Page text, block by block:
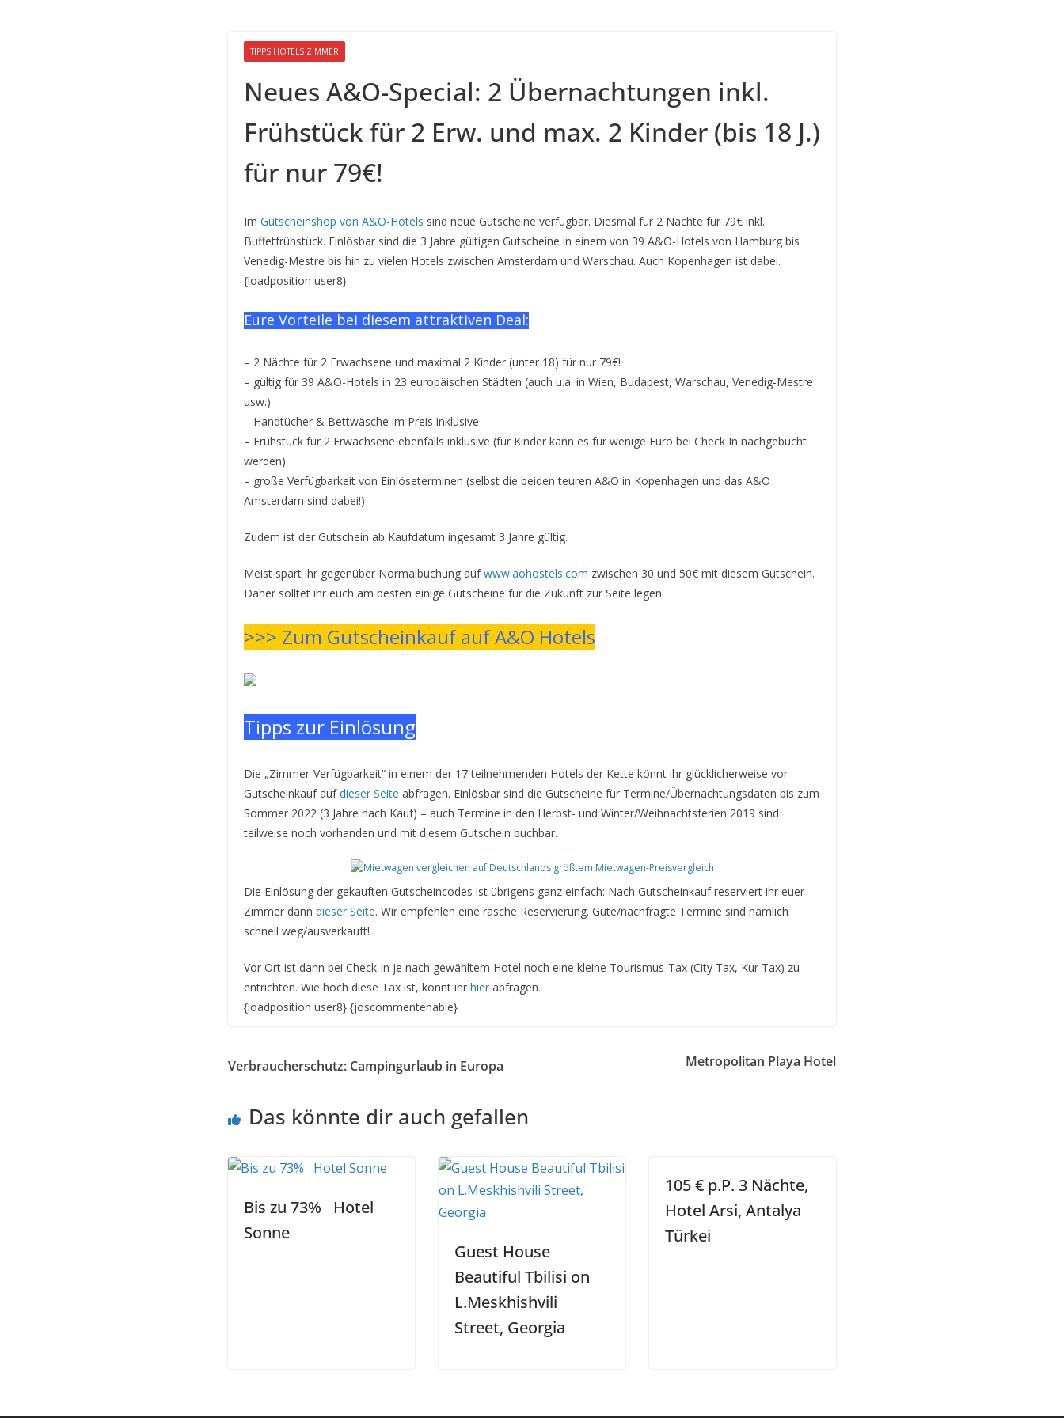
TIPPS HOTELS ZIMMER
Neues A&O-Special: 2 Übernachtungen inkl.
Frühstück für 2 Erw. und max. 2 Kinder (bis 18 J.)
für nur 79€!
Im Gutscheinshop von A&O-Hotels sind neue Gutscheine verfügbar. Diesmal für 2 Nächte für 79€ inkl.
Buffetfrühstück. Einlösbar sind die 3 Jahre gültigen Gutscheine in einem von 39 A&O-Hotels von Hamburg bis
Venedig-Mestre bis hin zu vielen Hotels zwischen Amsterdam und Warschau. Auch Kopenhagen ist dabei.
{loadposition user8}
Eure Vorteile bei diesem attraktiven Deal:
– 2 Nächte für 2 Erwachsene und maximal 2 Kinder (unter 18) für nur 79€!
– gültig für 39 A&O-Hotels in 23 europäischen Städten (auch u.a. in Wien, Budapest, Warschau, Venedig-Mestre
usw.)
– Handtücher & Bettwäsche im Preis inklusive
– Frühstück für 2 Erwachsene ebenfalls inklusive (für Kinder kann es für wenige Euro bei Check In nachgebucht
werden)
– große Verfügbarkeit von Einlöseterminen (selbst die beiden teuren A&O in Kopenhagen und das A&O
Amsterdam sind dabei!)
Zudem ist der Gutschein ab Kaufdatum ingesamt 3 Jahre gültig.
Meist spart ihr gegenüber Normalbuchung aufwww.aohostels.com zwischen 30 und 50€ mit diesem Gutschein.
Daher solltet ihr euch am besten einige Gutscheine für die Zukunft zur Seite legen.
>>> Zum Gutscheinkauf auf A&O Hotels
Tipps zur Einlösung
Die „Zimmer-Verfügbarkeit“ in einem der 17 teilnehmenden Hotels der Kette könnt ihr glücklicherweise vor
Gutscheinkauf aufdieser Seite abfragen. Einlösbar sind die Gutscheine für Termine/Übernachtungsdaten bis zum
Sommer 2022 (3 Jahre nach Kauf) – auch Termine in den Herbst- und Winter/Weihnachtsferien 2019 sind
teilweise noch vorhanden und mit diesem Gutschein buchbar.
Die Einlösung der gekauften Gutscheincodes ist übrigens ganz einfach: Nach Gutscheinkauf reserviert ihr euer
Zimmer dann dieser Seite. Wir empfehlen eine rasche Reservierung. Gute/nachfragte Termine sind nämlich
schnell weg/ausverkauft!
Vor Ort ist dann bei Check In je nach gewähltem Hotel noch eine kleine Tourismus-Tax (City Tax, Kur Tax) zu
entrichten. Wie hoch diese Tax ist, könnt ihr hier abfragen.
{loadposition user8} {joscommentenable}
Verbraucherschutz: Campingurlaub in Europa Metropolitan Playa Hotel
Das könnte dir auch gefallen
Bis zu 73% Hotel
Sonne
Guest House
Beautiful Tbilisi on
L.Meskhishvili
Street, Georgia
105 € p.P. 3 Nächte,
Hotel Arsi, Antalya
Türkei